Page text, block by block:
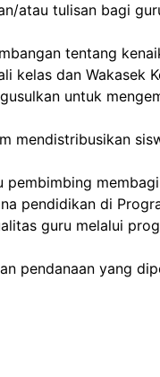
atau tulisan bagi
tentang
kelas dan Wakasek
untuk
mendistribusikan
pembimbing
pendidikan di
guru melalui
pendanaan yang